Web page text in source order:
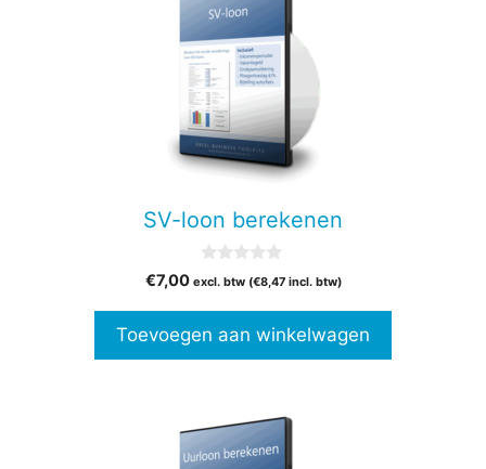
SV-loon berekenen
v
5
€7,00 excl. btw (€8,47incl. btw)
Toevoegen aan winkelwagen